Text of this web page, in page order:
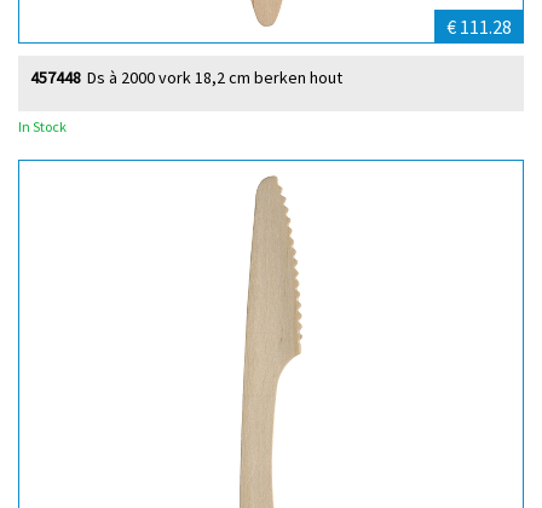
€ 111.28
Ds à 2000 vork 18,2 cm berken hout
457448
In Stock